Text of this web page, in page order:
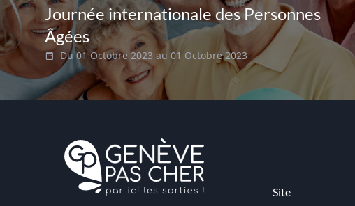
Journée internationale des Personnes
Âgées
Du 01 Octobre 2023 au 01 Octobre 2023
Site